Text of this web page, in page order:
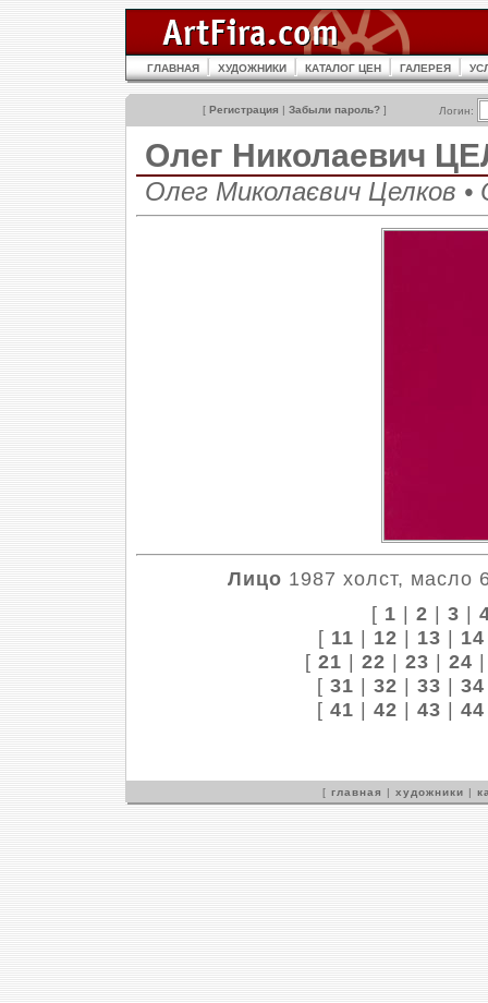
ГЛАВНАЯ ХУДОЖНИКИ КАТАЛОГ ЦЕН ГАЛЕРЕЯ
[ Регистрация | Забыли пароль? ] Логин:
Олег Николаевич
Олег Миколаєвич Целков •
Лицо 1987 холст, масло
[ 1 | 2 | 3 |
[ 11 | 12 | 13 | 14
[ 21 | 22 | 23 | 24
[ 31 | 32 | 33 | 34
[ 41 | 42 | 43 | 44
[ главная | художники |